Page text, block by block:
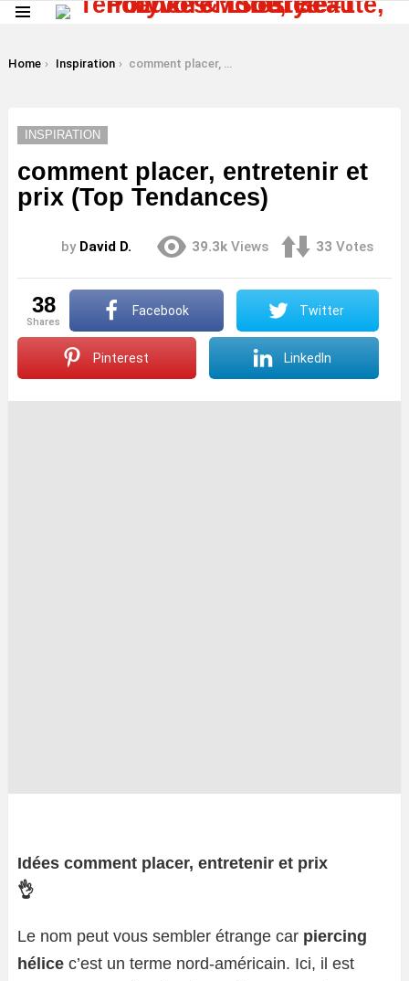
You are here:
Home Inspiration comment placer, entretenir et prix (Top Tendances)
INSPIRATION
comment placer, entretenir et
prix (Top Tendances)
by David D. 39.3k Views 33 Votes
38
shares
Facebook Twitter
Pinterest LinkedIn
Idées comment placer, entretenir et prix
👌
Le nom peut vous sembler étrange car piercing
hélice c’est un terme nord-américain. Ici, il est